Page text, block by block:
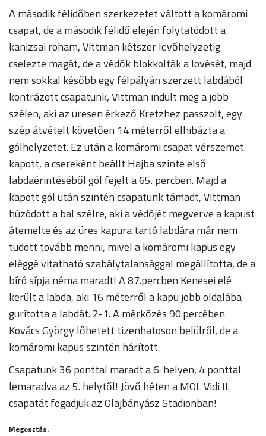
A második félidőben szerkezetet váltott a komáromi
csapat, de a második félidő elején folytatódott a
kanizsai roham, Vittman kétszer lövőhelyzetig
cselezte magát, de a védők blokkolták a lövését, majd
nem sokkal később egy félpályán szerzett labdából
kontrázott csapatunk, Vittman indult meg a jobb
szélen, aki az üresen érkező Kretzhez passzolt, egy
szép átvételt követően 14 méterről elhibázta a
gólhelyzetet. Ez után a komáromi csapat vérszemet
kapott, a csereként beállt Hajba szinte első
labdaérintéséből gól fejelt a 65. percben. Majd a
kapott gól után szintén csapatunk támadt, Vittman
húzódott a bal szélre, aki a védőjét megverve a kapust
átemelte és az üres kapura tartó labdára már nem
tudott tovább menni, mivel a komáromi kapus egy
eléggé vitatható szabálytalansággal megállította, de a
bíró sípja néma maradt! A 87.percben Kenesei elé
került a labda, aki 16 méterről a kapu jobb oldalába
gurította a labdát. 2-1. A mérkőzés 90.percében
Kovács György lőhetett tizenhatoson belülről, de a
komáromi kapus szintén hárított.
Csapatunk 36 ponttal maradt a 6. helyen, 4 ponttal
lemaradva az 5. helytől! Jövő héten a MOL Vidi II.
csapatát fogadjuk az Olajbányász Stadionban!
Megosztás: